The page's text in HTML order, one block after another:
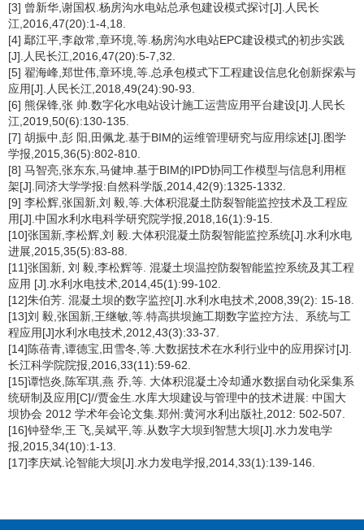
[3] 曾新华,谢国权.杨房沟水电站总承包建设模式探讨[J].人民长
江,2016,47(20):1-4,18.
[4] 鄢江平,李啟常,章环境,等.杨房沟水电站EPC建设模式的初步实践
[J].人民长江,2016,47(20):5-7,32.
[5] 翟海峰,郑世伟,章环境,等.总承包模式下工程建设信息化创新探索与
应用[J].人民长江,2018,49(24):90-93.
[6] 熊保锋,张 帅.数字化水电站设计施工运营应用平台建设[J].人民长
江,2019,50(6):130-135.
[7] 胡振中,彭 阳,田佩龙.基于BIM的运维管理研究与应用综述[J].图学
学报,2015,36(5):802-810.
[8] 马智亮,张东东,马健坤.基于BIM的IPD协同工作模型与信息利用框
架[J].同济大学学报:自然科学版,2014,42(9):1325-1332.
[9] 李松辉,张国新,刘 毅,等.大体积混凝土防裂智能监控技术及工程应
用[J].中国水利水电科学研究院学报,2018,16(1):9-15.
[10]张国新,李松辉,刘 毅.大体积混凝土防裂智能监控系统[J].水利水电
进展,2015,35(5):83-88.
[11]张国新, 刘 毅,李松辉等. 混凝土坝温控防裂智能监控系统及其工程
应用 [J].水利水电技术,2014,45(1):99-102.
[12]朱伯芳. 混凝土坝的数字监控[J].水利水电技术,2008,39(2): 15-18.
[13]刘 毅,张国新,王继敏,等.特高拱坝施工期数字监控方法、系统与工
程应用[J]水利水电技术,2012,43(3):33-37.
[14]陈蓓青,谭德宝,田雪冬,等.大数据技术在水利行业中的应用探讨[J].
长江科学院院报,2016,33(11):59-62.
[15]谭恺炎,陈军琪,燕 乔,等. 大体积混凝土冷却通水数据自动化采集系
统研制及应用[C]//贾金生.水库大坝建设与管理中的技术进展: 中国大
坝协会 2012 学术年会论文集.郑州:黄河水利出版社,2012: 502-507.
[16]钟登华,王 飞,吴斌平,等.从数字大坝到智慧大坝[J].水力发电学
报,2015,34(10):1-13.
[17]李庆斌.论智能大坝[J].水力发电学报,2014,33(1):139-146.